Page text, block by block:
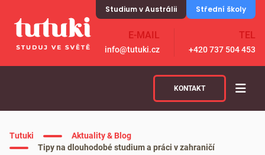
Studium v Austrálii Střední školy
E-MAIL
info@tutuki.cz
TEL
+420 737 504 453
KONTAKT
Tutuki
Aktuality & Blog
Tipy na dlouhodobé studium a práci v zahraničí